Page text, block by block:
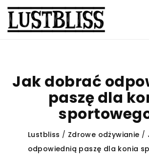
Jak dobrać
paszę dla
Lustbliss / Zdrowe odżywianie /
odpowiednią paszę dla konia